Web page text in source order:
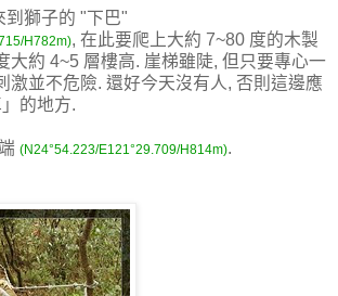
到獅子的 "下巴"
H782m), 在此要爬上大約 7~80 度的木製
大約 4~5 層樓高. 崖梯雖陡, 但只要專心一
激並不危險. 還好今天沒有人, 否則這邊應
的地方.
(N24°54.223/E121°29.709/H814m).